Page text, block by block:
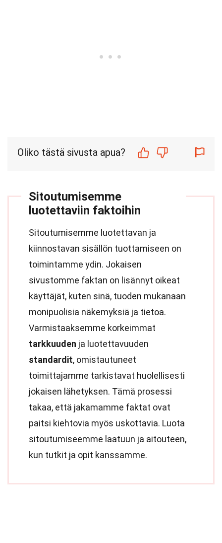
Oliko tästä sivusta apua?
Sitoutumisemme
luotettaviin faktoihin
Sitoutumisemme luotettavan ja
kiinnostavan sisällön tuottamiseen on
toimintamme ydin. Jokaisen
sivustomme faktan on lisännyt oikeat
käyttäjät, kuten sinä, tuoden mukanaan
monipuolisia näkemyksiä ja tietoa.
Varmistaaksemme korkeimmat
tarkkuuden ja luotettavuuden
standardit, omistautuneet
toimittajamme tarkistavat huolellisesti
jokaisen lähetyksen. Tämä prosessi
takaa, että jakamamme faktat ovat
paitsi kiehtovia myös uskottavia. Luota
sitoutumiseemme laatuun ja aitouteen,
kun tutkit ja opit kanssamme.